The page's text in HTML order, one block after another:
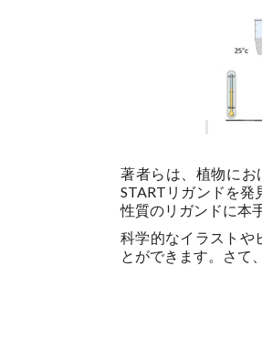
著者らは、植物にお
STARTリガンドを
性質のリガンドに本
科学的なイラストや
とができます。さて